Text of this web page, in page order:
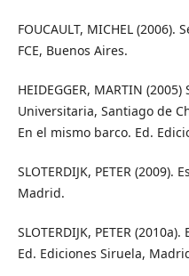
FOUCAULT, MICHEL
FCE, Buenos Aires.
HEIDEGGER, MARTIN
Universitaria, Santiago de
En el mismo barco. Ed.
SLOTERDIJK, PETER
Madrid.
SLOTERDIJK, PETER
Ed. Ediciones Siruela,